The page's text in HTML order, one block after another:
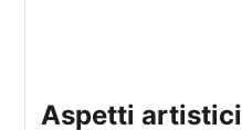
aspetti